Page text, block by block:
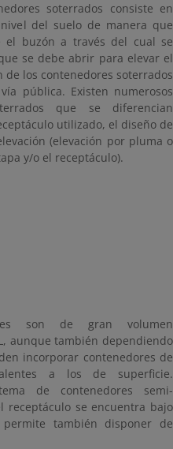
soterrados consiste en
del suelo de manera que
el buzón a través del cual se
se debe abrir para elevar el
los contenedores soterrados
pública. Existen numerosos
que se diferencian
utilizado, el diseño de
(elevación por pluma o
y/o el receptáculo).
son de gran volumen
aunque también dependiendo
incorporar contenedores de
a los de superficie.
de contenedores semi-
receptáculo se encuentra bajo
también disponer de